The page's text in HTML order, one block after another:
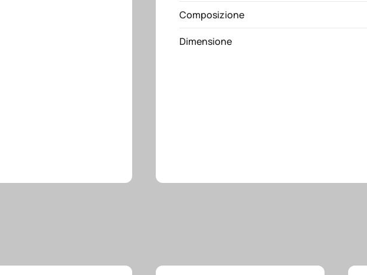
quantità
Composizione
Dimensione